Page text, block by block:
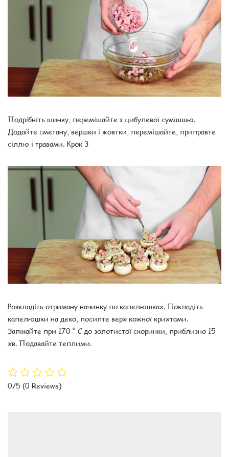
Подрібніть шинку, перемішайте з цибулевої сумішшю.
Додайте сметану, вершки і жовтки, перемішайте, приправте
сіллю і травами. Крок 3
Розкладіть отриману начинку по капелюшках. Покладіть
капелюшки на деко, посипте верх кожної крихтами.
Запікайте при 170 ° С до золотистої скоринки, приблизно 15
хв. Подавайте теплими.
0/5 (0 Reviews)